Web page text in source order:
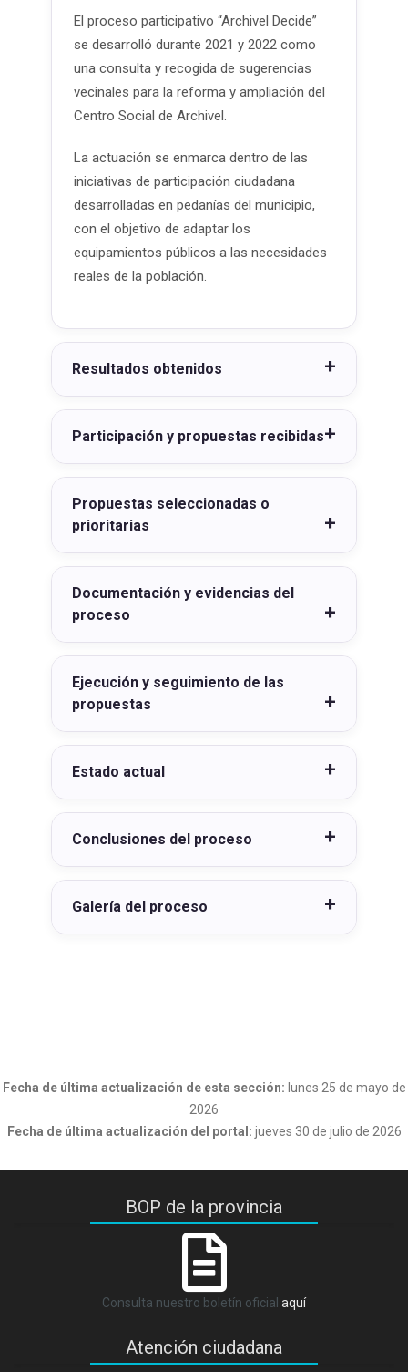
El proceso participativo “Archivel Decide”
se desarrolló durante 2021 y 2022 como
una consulta y recogida de sugerencias
vecinales para la reforma y ampliación del
Centro Social de Archivel.
La actuación se enmarca dentro de las
iniciativas de participación ciudadana
desarrolladas en pedanías del municipio,
con el objetivo de adaptar los
equipamientos públicos a las necesidades
reales de la población.
Resultados obtenidos
Participación y propuestas recibidas
Propuestas seleccionadas o
prioritarias
Documentación y evidencias del
proceso
Ejecución y seguimiento de las
propuestas
Estado actual
Conclusiones del proceso
Galería del proceso
Fecha de última actualización de esta sección: lunes 25 de mayo de
2026
Fecha de última actualización del portal: jueves 30 de julio de 2026
BOP de la provincia
Consulta nuestro boletín oficial aquí
Atención ciudadana